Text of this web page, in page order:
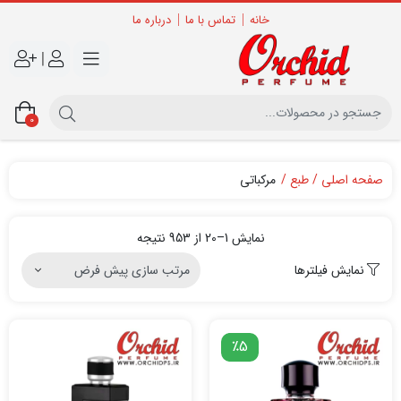
خانه تماس با ما درباره ما
|
0
صفحه اصلی طبع مرکباتی
نمایش 1–20 از 953 نتیجه
نمایش فیلترها
٪5